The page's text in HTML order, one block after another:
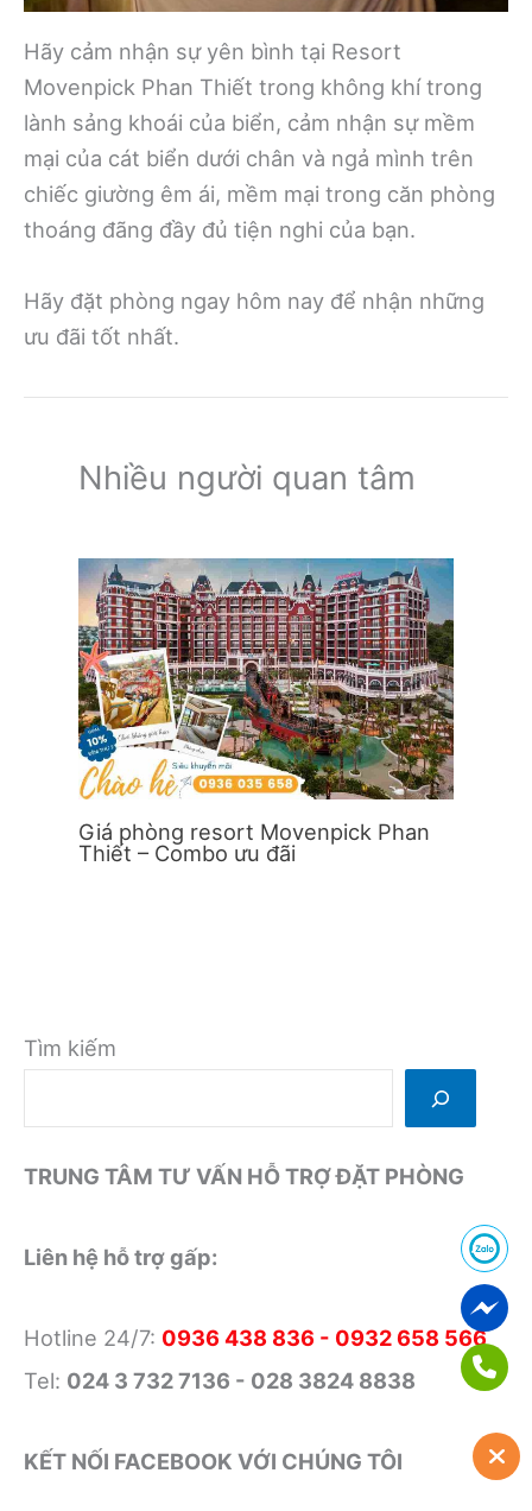
Hãy cảm nhận sự yên bình tại Resort
Movenpick Phan Thiết trong không khí trong
lành sảng khoái của biển, cảm nhận sự mềm
mại của cát biển dưới chân và ngả mình trên
chiếc giường êm ái, mềm mại trong căn phòng
thoáng đãng đầy đủ tiện nghi của bạn.
Hãy đặt phòng ngay hôm nay để nhận những
ưu đãi tốt nhất.
Nhiều người quan tâm
Giá phòng resort Movenpick Phan
Thiết – Combo ưu đãi
Tìm kiếm
TRUNG TÂM TƯ VẤN HỖ TRỢ ĐẶT PHÒNG
Liên hệ hỗ trợ gấp:
Hotline 24/7: 0936 438 836 - 0932 658 566
Tel: 024 3 732 7136 - 028 3824 8838
KẾT NỐI FACEBOOK VỚI CHÚNG TÔI